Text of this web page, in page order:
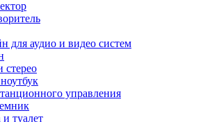
для аудио и видео систем
управления
туалет